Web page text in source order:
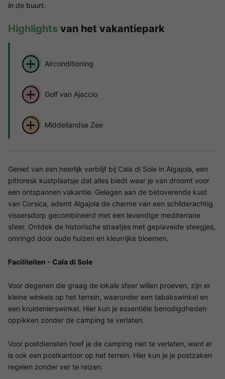
in de buurt.
Highlights van het vakantiepark
Airconditioning
Golf van Ajaccio
Middellandse Zee
Geniet van een heerlijk verblijf bij Cala di Sole in Algajola, een
pittoresk kustplaatsje dat alles biedt waar je van droomt voor
een ontspannen vakantie. Gelegen aan de betoverende kust
van Corsica, ademt Algajola de charme van een schilderachtig
vissersdorp gecombineerd met een levendige mediterrane
sfeer. Ontdek de historische straatjes met geplaveide steegjes,
omringd door oude huizen en kleurrijke bloemen.
Faciliteiten - Cala di Sole
Voor degenen die graag de lokale sfeer willen proeven, zijn er
kleine winkels op het terrein, waaronder een tabakswinkel en
een kruidenierswinkel. Hier kun je essentiële benodigdheden
oppikken zonder de camping te verlaten.
Voor postdiensten hoef je de camping niet te verlaten, want er
is ook een postkantoor op het terrein. Hier kun je je postzaken
regelen zonder ver te reizen.